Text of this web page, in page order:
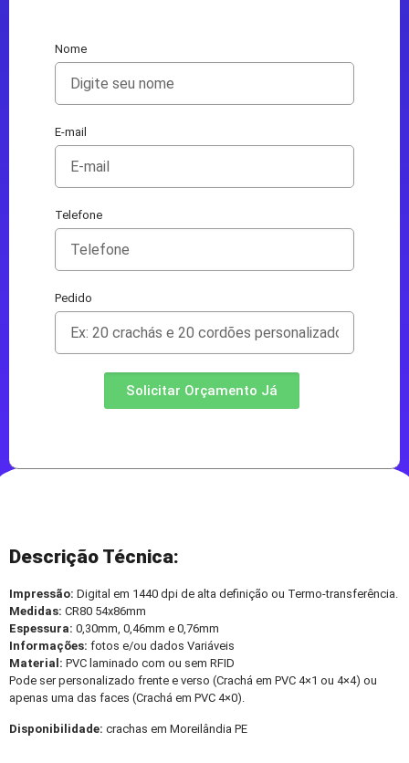
Nome
E-mail
Telefone
Pedido
Solicitar Orçamento Já
Descrição Técnica:
Impressão: Digital em 1440 dpi de alta definição ou Termo-transferência.
Medidas: CR80 54x86mm
Espessura: 0,30mm, 0,46mm e 0,76mm
Informações: fotos e/ou dados Variáveis
Material: PVC laminado com ou sem RFID
Pode ser personalizado frente e verso (Crachá em PVC 4×1 ou 4×4) ou
apenas uma das faces (Crachá em PVC 4×0).
Disponibilidade: crachas em Moreilândia PE